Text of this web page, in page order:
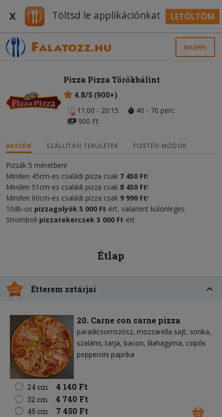
X Töltsd le applikációnkat LETÖLTÖM
BELÉPÉS
Pizza Pizza Törökbálint
4.8/5 (900+)
11:00 - 20:15
40 - 70 perc
900 Ft
AKCIÓK SZÁLLÍTÁSI TERÜLETEK FIZETÉSI MÓDOK
Pizzák 5 méretben!
Minden 45cm-es családi pizza csak 7 450 Ft!
Minden 51cm-es családi pizza csak 8 450 Ft!
Minden 60cm-es családi pizza csak 9 990 Ft!
10db-os pizzagolyók 5 000 Ft-ért, valamint különleges
Stromboli pizzatekercsek 5 000 Ft-ért
Étlap
Étterem sztárjai
20. Carne con carne pizza
paradicsomszósz mozzarella sajt sonka
szalámi tarja bacon lilahagyma csípős
pepperoni paprika
24 cm 4 140 Ft
32 cm 4 740 Ft
45 cm 7 450 Ft